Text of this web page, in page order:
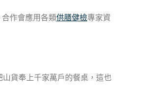
作會應用各類供膳健檢專家資
貨奉上千家萬戶的餐桌，這也